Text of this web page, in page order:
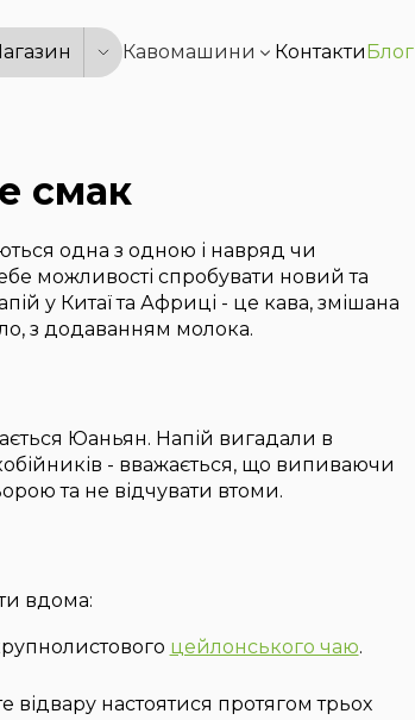
Кавомашини КонтактиБлог
смак
одна з одною і навряд чи
можливості спробувати новий та
у Китаї та Африці - це кава, змішана
з додаванням молока.
Юаньян. Напій вигадали в
- вважається, що випиваючи
та не відчувати втоми.
вдома:
цейлонського чаю.
відвару настоятися протягом трьох